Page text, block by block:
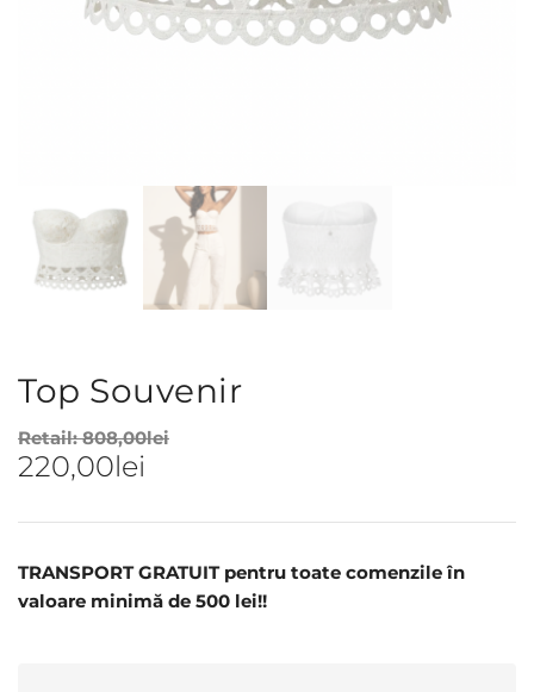
Top Souvenir
Retail:808,00lei
220,00lei
TRANSPORT GRATUIT pentru toate comenzile în
valoare minimă de 500 lei!!